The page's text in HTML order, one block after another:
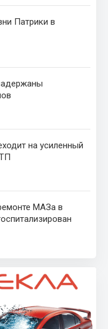
Патрики в
на усиленный
МАЗа в